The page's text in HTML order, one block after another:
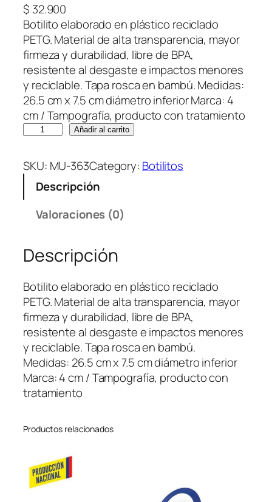
$ 32.900
Botilito elaborado en plástico reciclado
PETG. Material de alta transparencia, mayor
firmeza y durabilidad, libre de BPA,
resistente al desgaste e impactos menores
y reciclable. Tapa rosca en bambú. Medidas:
26.5 cm x 7.5 cm diámetro inferior Marca: 4
cm / Tampografía, producto con tratamiento
t
i
P
l
á
s
t
i
c
o
B
a
h
Añadir al carrito
SKU: MU-363Category: Botilitos
Descripción
Valoraciones (0)
Descripción
Botilito elaborado en plástico reciclado
PETG. Material de alta transparencia, mayor
firmeza y durabilidad, libre de BPA,
resistente al desgaste e impactos menores
y reciclable. Tapa rosca en bambú.
Medidas: 26.5 cm x 7.5 cm diámetro inferior
Marca: 4 cm / Tampografía, producto con
tratamiento
Productos relacionados